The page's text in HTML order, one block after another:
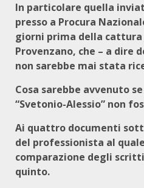
In particolare quella
presso a Procura
giorni prima della cattura
Provenzano, che – a dire
non sarebbe mai stata
Cosa sarebbe avvenuto
“Svetonio-Alessio” non
Ai quattro documenti
del professionista al
comparazione degli
quinto.